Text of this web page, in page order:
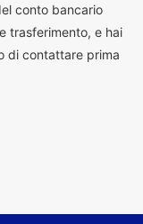
conto bancario
trasferimento, e hai
di contattare prima